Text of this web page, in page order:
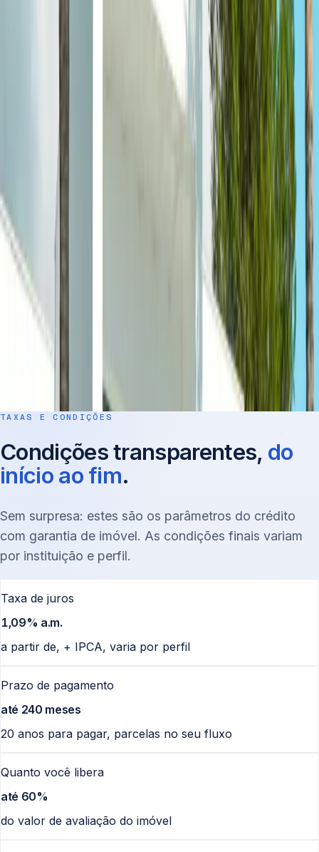
Você simula em 2 minutos. Avaliamos perfil, imóvel e
objetivo, e dizemos com franqueza se faz sentido.
Propostas de 30+ instituições
Levamos sua operação ao mercado. As instituições
competem; comparamos taxa, prazo, CET e cláusulas.
03
Documentação e avaliação
Cuidamos da papelada. O banco avalia o imóvel e você
assina o contrato digitalmente, com tudo às claras.
Em média, cerca de 15 dias úteis entre a proposta aceita e
o dinheiro na sua conta.
TAXAS E CONDIÇÕES
Condições transparentes, do
início ao fim.
Sem surpresa: estes são os parâmetros do crédito
com garantia de imóvel. As condições finais variam
por instituição e perfil.
Taxa de juros
1,09% a.m.
a partir de, + IPCA, varia por perfil
Prazo de pagamento
até 240 meses
20 anos para pagar, parcelas no seu fluxo
Quanto você libera
até 60%
do valor de avaliação do imóvel